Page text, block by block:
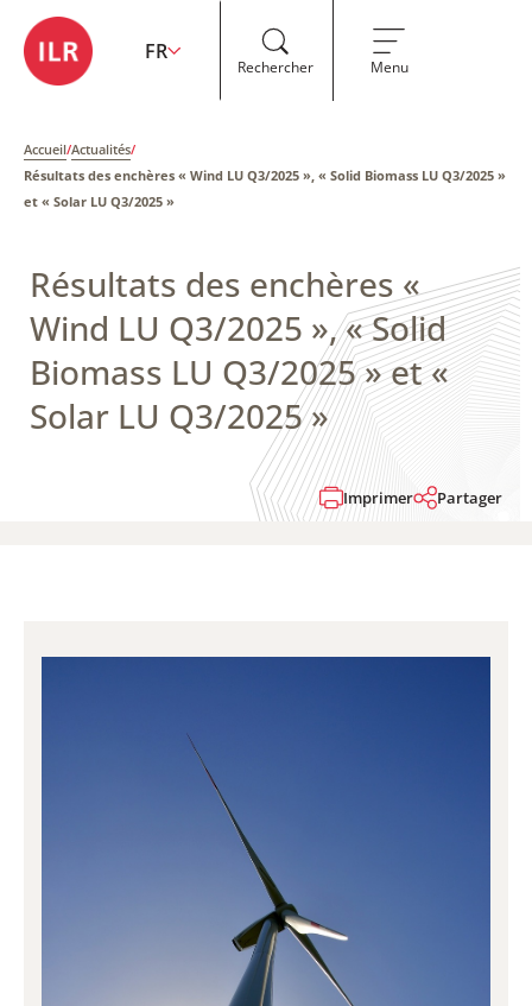
FR
Rechercher Menu
Accueil/Actualités/
Résultats des enchères « Wind LU Q3/2025 », « Solid Biomass LU Q3/2025 »
et « Solar LU Q3/2025 »
Résultats des enchères «
Wind LU Q3/2025 », « Solid
Biomass LU Q3/2025 » et «
Solar LU Q3/2025 »
Imprimer Partager